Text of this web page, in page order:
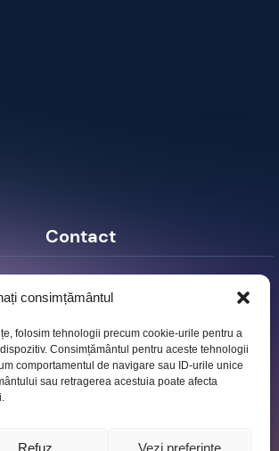
consimțământul
folosim tehnologii precum cookie-urile pentru a
Consimțământul pentru aceste tehnologii
comportamentul de navigare sau ID-urile unice
sau retragerea acestuia poate afecta
Refuz Vezi preferințe
Contact
Eminescu, nr. 142, et.7, ap. 23,
250.5103, +40 (21) 250.5104
E-mail:
office@roimage.ro